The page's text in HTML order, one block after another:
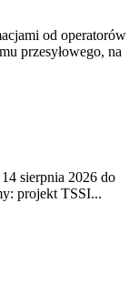
od operatorów
przesyłowego, na
sierpnia 2026 do
projekt TSSI...